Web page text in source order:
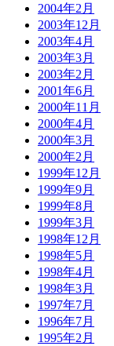
2004年2月
2003年12月
2003年4月
2003年3月
2003年2月
2001年6月
2000年11月
2000年4月
2000年3月
2000年2月
1999年12月
1999年9月
1999年8月
1999年3月
1998年12月
1998年5月
1998年4月
1998年3月
1997年7月
1996年7月
1995年2月